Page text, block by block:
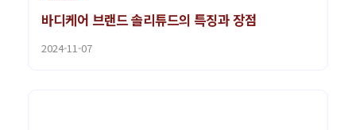
바디케어 브랜드 솔리튜드의 특징과 장점
2024-11-07